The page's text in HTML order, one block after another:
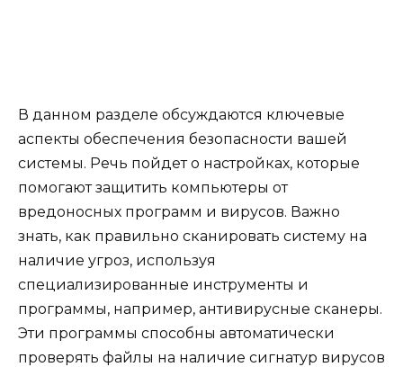
В данном разделе обсуждаются ключевые
аспекты обеспечения безопасности вашей
системы. Речь пойдет о настройках, которые
помогают защитить компьютеры от
вредоносных программ и вирусов. Важно
знать, как правильно сканировать систему на
наличие угроз, используя
специализированные инструменты и
программы, например, антивирусные сканеры.
Эти программы способны автоматически
проверять файлы на наличие сигнатур вирусов